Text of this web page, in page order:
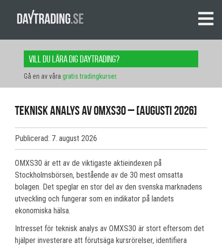
Vill du lära dig daytrading?
Gå en av våra gratis tradingkurser.
Teknisk analys av OMXS30 – [augusti 2026]
Publicerad: 7. august 2026
OMXS30 är ett av de viktigaste aktieindexen på
Stockholmsbörsen, bestående av de 30 mest omsatta
bolagen. Det speglar en stor del av den svenska marknadens
utveckling och fungerar som en indikator på landets
ekonomiska hälsa.
Intresset för teknisk analys av OMXS30 är stort eftersom det
hjälper investerare att förutsäga kursrörelser, identifiera